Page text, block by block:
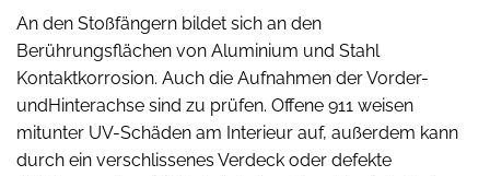
An den Stoßfängern bildet sich an den
Berührungsflächen von Aluminium und Stahl
Kontaktkorrosion. Auch die Aufnahmen der Vorder-
undHinterachse sind zu prüfen. Offene 911 weisen
mitunter UV-Schäden am Interieur auf, außerdem kann
durch ein verschlissenes Verdeck oder defekte